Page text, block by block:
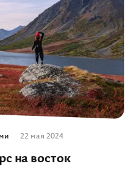
22 мая 2024
на восток